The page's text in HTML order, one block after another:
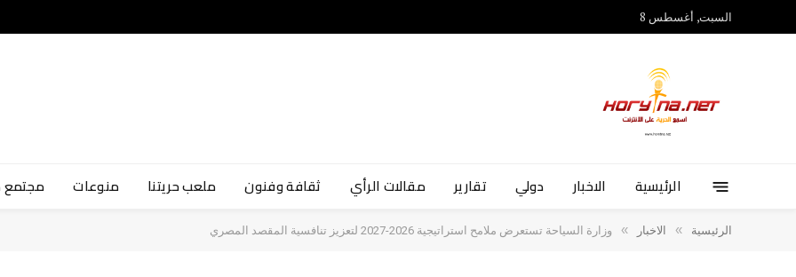
السبت, أغسطس 8
الرئيسية الاخبار دولي تقارير مقالات الرأي ثقافة وفنون ملعب حريتنا منوعات
الرئيسية » الاخبار » وزارة السياحة تستعرض ملامح استراتيجية 2026-2027 لتعزيز تنافسية المقصد المصري